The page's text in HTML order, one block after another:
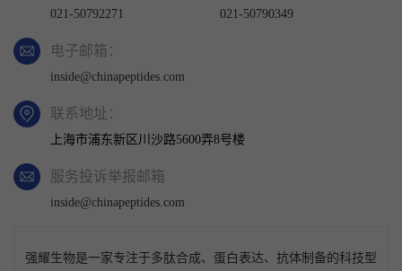
021-50792271
021-50790349
电子邮箱：
inside@chinapeptides.com
联系地址：
上海市浦东新区川沙路5600弄8号楼
服务投诉举报邮箱
inside@chinapeptides.com
强耀生物是一家专注于多肽合成、蛋白表达、抗体制备的科技型